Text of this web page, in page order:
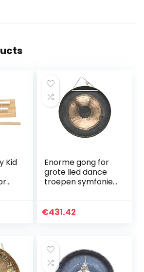
Kid
Enorme gong for
grote lied dance
troepen symfonie
muziekinstrument
€431.42